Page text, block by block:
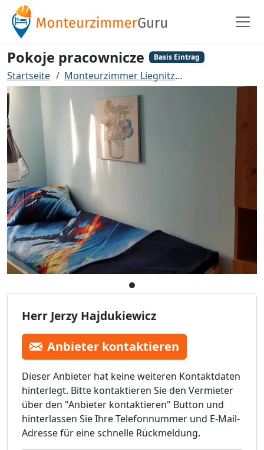
Pokoje pracownicze Basis Eintrag
Startseite Monteurzimmer Liegnitz
Herr Jerzy Hajdukiewicz
Anbieter kontaktieren
Dieser Anbieter hat keine weiteren Kontaktdaten
hinterlegt. Bitte kontaktieren Sie den Vermieter
über den "Anbieter kontaktieren" Button und
hinterlassen Sie Ihre Telefonnummer und E-Mail-
Adresse für eine schnelle Rückmeldung.